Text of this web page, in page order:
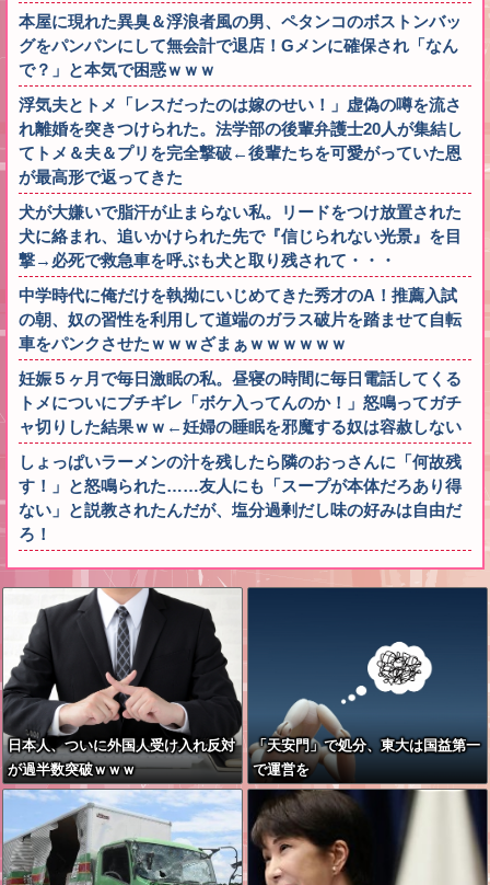
本屋に現れた異臭＆浮浪者風の男、ペタンコのボストンバッ
グをパンパンにして無会計で退店！Gメンに確保され「なん
で？」と本気で困惑ｗｗｗ
浮気夫とトメ「レスだったのは嫁のせい！」虚偽の噂を流さ
れ離婚を突きつけられた。法学部の後輩弁護士20人が集結し
てトメ＆夫＆プリを完全撃破←後輩たちを可愛がっていた恩
が最高形で返ってきた
犬が大嫌いで脂汗が止まらない私。リードをつけ放置された
犬に絡まれ、追いかけられた先で『信じられない光景』を目
撃→必死で救急車を呼ぶも犬と取り残されて・・・
中学時代に俺だけを執拗にいじめてきた秀才のA！推薦入試
の朝、奴の習性を利用して道端のガラス破片を踏ませて自転
車をパンクさせたｗｗｗざまぁｗｗｗｗｗｗ
妊娠５ヶ月で毎日激眠の私。昼寝の時間に毎日電話してくる
トメについにブチギレ「ボケ入ってんのか！」怒鳴ってガチ
ャ切りした結果ｗｗ←妊婦の睡眠を邪魔する奴は容赦しない
しょっぱいラーメンの汁を残したら隣のおっさんに「何故残
す！」と怒鳴られた……友人にも「スープが本体だろあり得
ない」と説教されたんだが、塩分過剰だし味の好みは自由だ
ろ！
日本人、ついに外国人受け入れ反対
が過半数突破ｗｗｗ
「天安門」で処分、東大は国益第一
で運営を